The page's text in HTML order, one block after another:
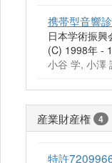
携帯型音響
日本学術振
(C) 1998年 -
小谷 学, 小澤
産業財産権 4
特許